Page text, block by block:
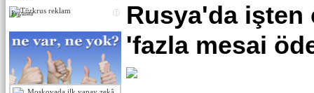
Реклама
Rusya'da işten
'fazla mesai